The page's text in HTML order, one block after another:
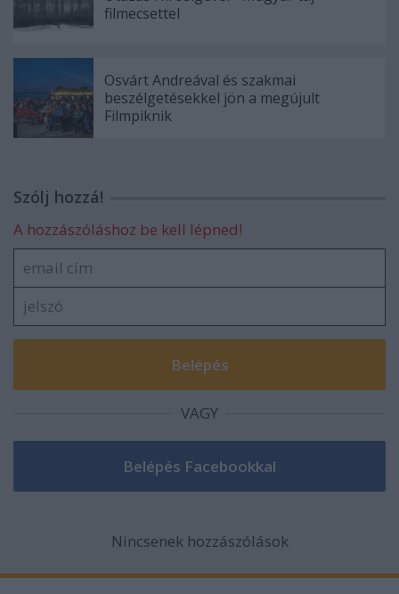
filmecsettel
Osvárt Andreával és szakmai
beszélgetésekkel jön a megújult
Filmpiknik
Szólj hozzá!
A hozzászóláshoz be kell lépned!
VAGY
Nincsenek hozzászólások